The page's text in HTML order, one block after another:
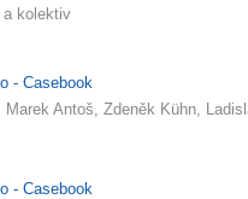
a kolektiv
- Casebook
Marek Antoš, Zdeněk Kühn,
- Casebook